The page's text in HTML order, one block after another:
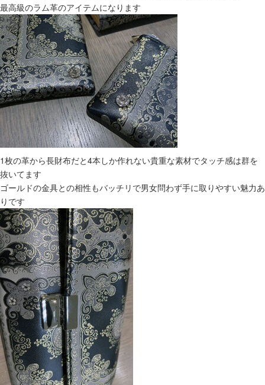
最高級のラム革のアイテムになります
1枚の革から長財布だと4本しか作れない貴重な素材でタッチ感は群を
抜いてます
ゴールドの金具との相性もバッチリで男女問わず手に取りやすい魅力あ
りです